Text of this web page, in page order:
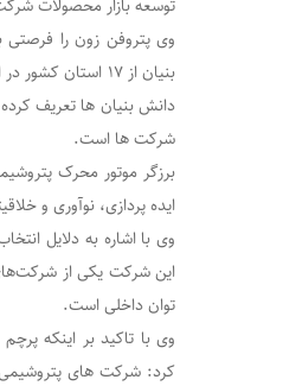
توسعه بازار محصولات
بنیان از ۱۷
دانش بنیان ها تعریف
شرکت ها است.
برزگر موتور محرک
ایده پردازی، نوآوری و
وی با اشاره به دلایل
این شرکت یکی از شرکت‌های
توان داخلی است.
وی با تاکید بر اینکه
کرد: شرکت های پتروشیمی